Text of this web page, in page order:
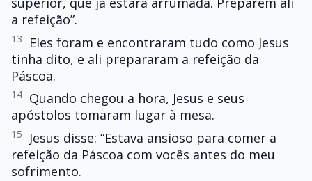
a refeição”.
13
Eles foram e encontraram tudo como Jesus
tinha dito, e ali prepararam a refeição da
Páscoa.
14 Quando chegou a hora, Jesus e seus
apóstolos tomaram lugar à mesa.
15
Jesus disse: “Estava ansioso para comer a
refeição da Páscoa com vocês antes do meu
sofrimento.